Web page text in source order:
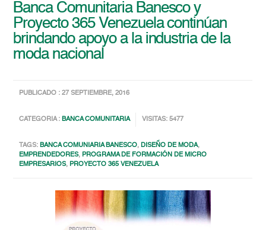
Banca Comunitaria Banesco y
Proyecto 365 Venezuela continúan
brindando apoyo a la industria de la
moda nacional
PUBLICADO : 27 SEPTIEMBRE, 2016
CATEGORIA :BANCA COMUNITARIA VISITAS: 5477
TAGS:BANCA COMUNIARIA BANESCO,DISEÑO DE MODA,
EMPRENDEDORES, PROGRAMA DE FORMACIÓN DE MICRO
EMPRESARIOS, PROYECTO 365 VENEZUELA